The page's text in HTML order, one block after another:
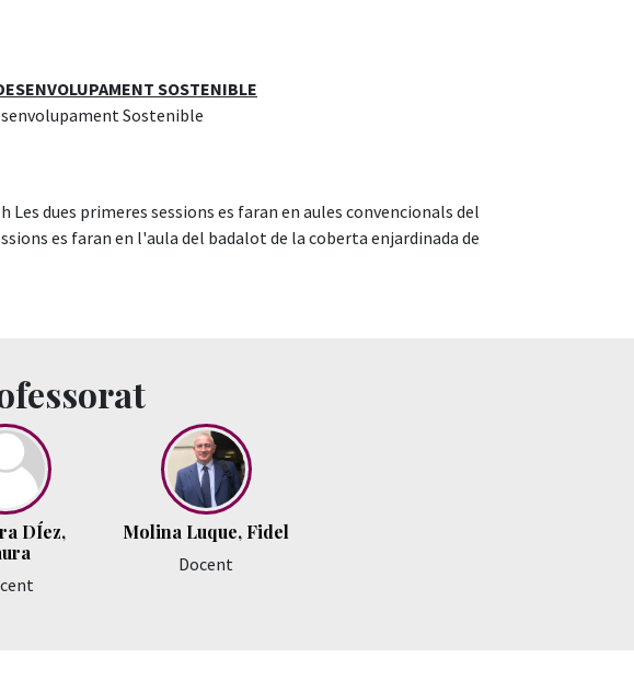
SOSTENIBLE
Sostenible
h Les dues primeres sessions es faran en aules convencionals del
es faran en l'aula del badalot de la coberta enjardinada de
DÍez,
Molina Luque, Fidel
Docent